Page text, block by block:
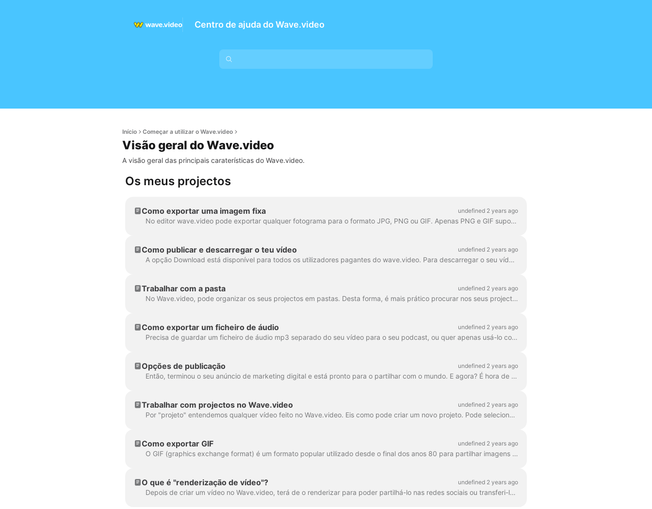
Centro de ajuda do Wave.video
Início Começar a utilizar o Wave.video
Visão geral do Wave.video
A visão geral das principais caraterísticas do Wave.video.
Os meus projectos
Como exportar uma imagem fixa undefined 2 years ago
No editor wave.video pode exportar qualquer fotograma para o formato JPG, PNG ou GIF. Apenas PNG e GIF suportam transparência. Como começar? Primeiro, encontre o fotograma ...
Como publicar e descarregar o teu vídeo undefined 2 years ago
A opção Download está disponível para todos os utilizadores pagantes do wave.video. Para descarregar o seu vídeo, tem de seguir 2 passos simples: Opção A: Passo ...
Trabalhar com a pasta undefined 2 years ago
No Wave.video, pode organizar os seus projectos em pastas. Desta forma, é mais prático procurar nos seus projectos. Para criar uma nova pasta, ...
Como exportar um ficheiro de áudio undefined 2 years ago
Precisa de guardar um ficheiro de áudio mp3 separado do seu vídeo para o seu podcast, ou quer apenas usá-lo como voice-over? É fácil com o wave.video! Primeiro,...
Opções de publicação undefined 2 years ago
Então, terminou o seu anúncio de marketing digital e está pronto para o partilhar com o mundo. E agora? É hora de publicar! Na edição do Wave.video...
Trabalhar com projectos no Wave.video undefined 2 years ago
Por "projeto" entendemos qualquer vídeo feito no Wave.video. Eis como pode criar um novo projeto. Pode selecionar e personalizar um modelo de vídeo na página...
Como exportar GIF undefined 2 years ago
O GIF (graphics exchange format) é um formato popular utilizado desde o final dos anos 80 para partilhar imagens e pequenas animações. Os GIFs podem armazenar apenas 256 cores, o que...
O que é "renderização de vídeo"? undefined 2 years ago
Depois de criar um vídeo no Wave.video, terá de o renderizar para poder partilhá-lo nas redes sociais ou transferi-lo diretamente para o seu computador.